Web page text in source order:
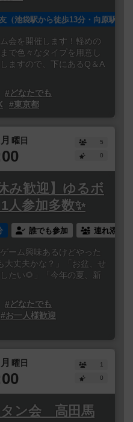
（池袋駅から徒歩13分・向原駅か
会を開催します！軽めの
で色々なタイプを用意し
ますので、下にあるQ＆A
#どなたでも
#東京都
月 曜日
5
0
み歓迎】ゆるボ
人参加多数✨
誰でも参加 連れ添い
ーム興味あるけどやった
丈夫かな？」「お盆、せ
たい🌻」「今年の夏、新
#どなたでも
#お一人様歓迎
月 曜日
1
0
タン会 高田馬